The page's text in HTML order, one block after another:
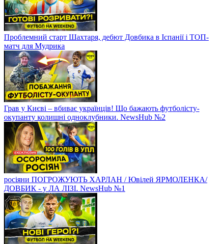
Проблемний старт Шахтаря, дебют Довбика в Іспанії і ТОП-
матч для Мудрика
Грав у Києві – вбиває українців! Що бажають футболісту-
окупанту колишні одноклубники. NewsHub №2
росіяни ПОГРОЖУЮТЬ ХАРЛАН / Ювілей ЯРМОЛЕНКА/
ДОВБИК - у ЛА ЛІЗІ. NewsHub №1